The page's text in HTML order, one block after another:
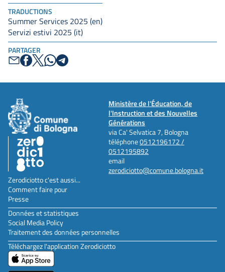
TRADUCTIONS
Summer Services 2025 (en)
Servizi estivi 2025 (it)
PARTAGER
Ministère de l'Éducation, de
l'Instruction et des Nouvelles
Générations
via Ca' Selvatica 7, Bologna
téléphone0512196172 /
0512195892
email
zerodiciotto@comune.bologna.it
Zerodiciotto c'est aussi...
Comment faire pour
Presse
Données et statistiques
Social Media Policy
Traitement des données personnelles
Téléchargez l'application Zerodiciotto